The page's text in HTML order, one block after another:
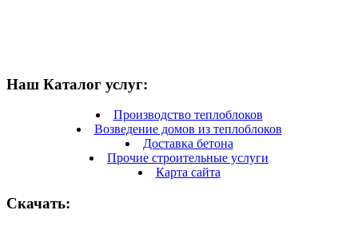
Наш Каталог услуг:
Производство теплоблоков
Возведение домов из теплоблоков
Доставка бетона
Прочие строительные услуги
Карта сайта
Скачать: